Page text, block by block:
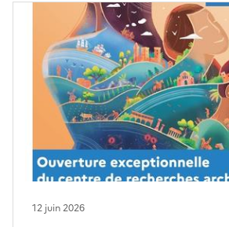
12 juin 2026